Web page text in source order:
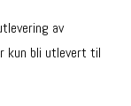
av
kun bli utlevert til